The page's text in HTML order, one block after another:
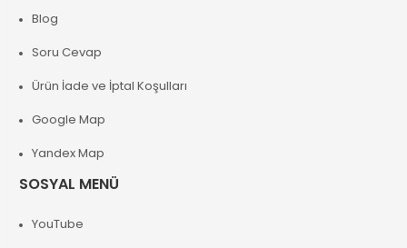
Blog
Soru Cevap
Ürün İade ve İptal Koşulları
Google Map
Yandex Map
SOSYAL MENÜ
YouTube